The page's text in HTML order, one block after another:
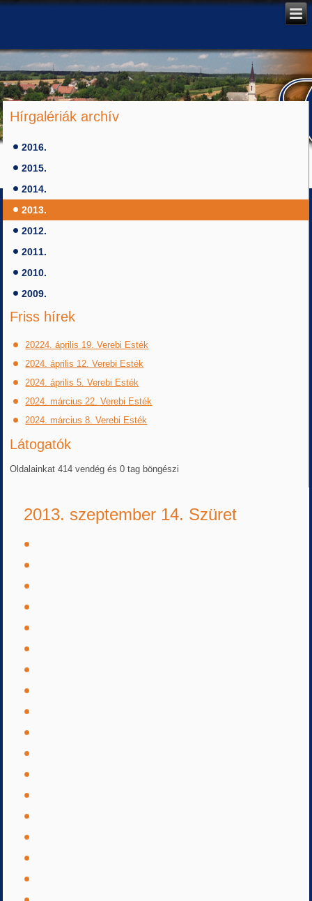
Hírgalériák archív
2016.
2015.
2014.
2013.
2012.
2011.
2010.
2009.
Friss hírek
20224. április 19. Verebi Esték
2024. április 12. Verebi Esték
2024. április 5. Verebi Esték
2024. március 22. Verebi Esték
2024. március 8. Verebi Esték
Látogatók
Oldalainkat 414 vendég és 0 tag böngészi
2013. szeptember 14. Szüret